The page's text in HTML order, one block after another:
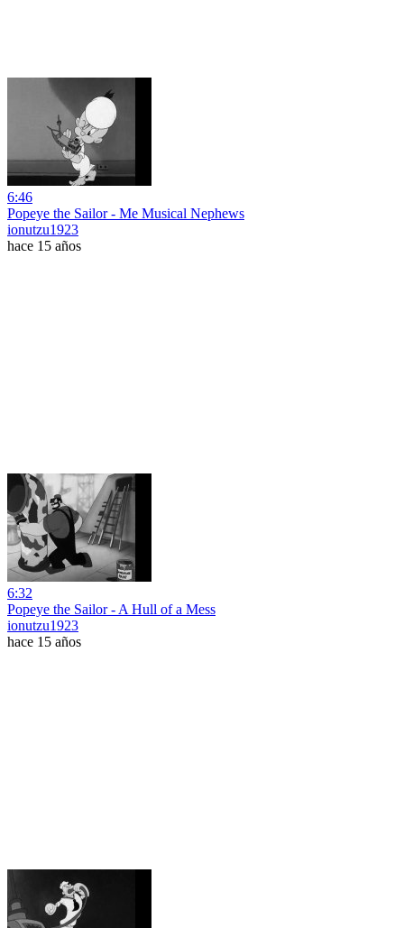
6:46
Popeye the Sailor - Me Musical Nephews
ionutzu1923
hace 15 años
6:32
Popeye the Sailor - A Hull of a Mess
ionutzu1923
hace 15 años